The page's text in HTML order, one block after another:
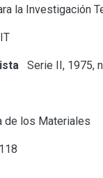
la Investigación
Serie II, 1975,
de los Materiales